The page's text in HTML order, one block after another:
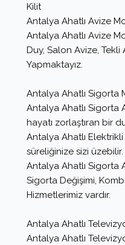
Kilit
Antalya Ahatlı Avize
Antalya Ahatlı Avize
Duy, Salon Avize, Tekli
Yapmaktayız.
Antalya Ahatlı Sigorta
Antalya Ahatlı Sigorta
hayatı zorlaştıran bir
Antalya Ahatlı
süreliğinize sizi üzebilir.
Antalya Ahatlı Sigorta
Sigorta Değişimi,
Hizmetlerimiz vardır.
Antalya Ahatlı
Antalya Ahatlı